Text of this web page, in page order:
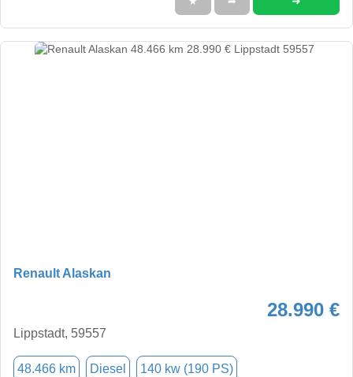
Renault Alaskan
28.990 €
Lippstadt, 59557
48.466 km Diesel 140 kw (190 PS)